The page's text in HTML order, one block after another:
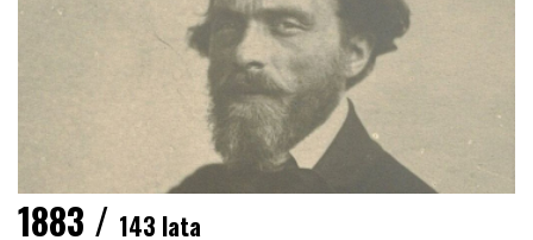
1883 / 143 lata